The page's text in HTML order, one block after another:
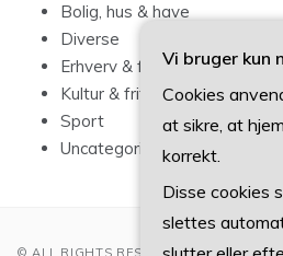
Bolig, hus & have
Diverse
Erhverv & forbrug
Kultur & fritid
Sport
Uncategorized
Vi bruger kun
Cookies
at sikre, at
korrekt.
Disse cookies
slettes